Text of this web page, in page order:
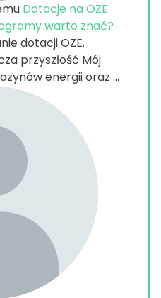
Dotacje na OZE
warto znać?
dotacji OZE.
przyszłość Mój
energii oraz ...